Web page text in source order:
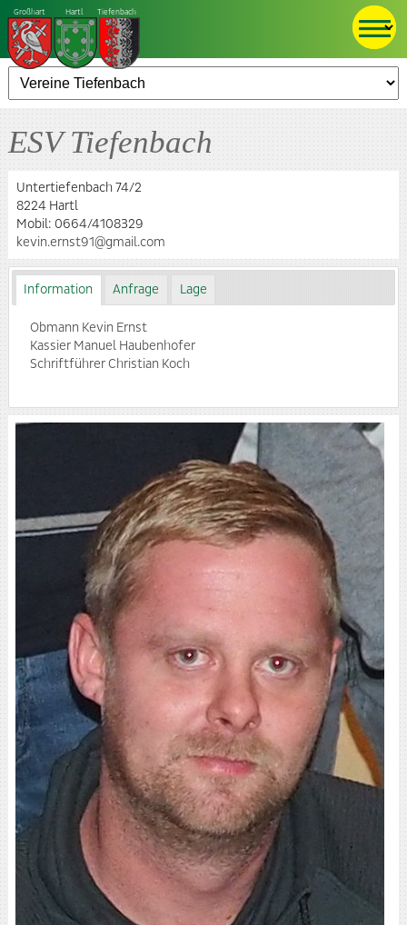
Großhart Hartl Tiefenbach
ESV Tiefenbach
Untertiefenbach 74/2
8224 Hartl
Mobil: 0664/4108329
kevin.ernst91@gmail.com
Information Anfrage Lage
Obmann Kevin Ernst
Kassier Manuel Haubenhofer
Schriftführer Christian Koch